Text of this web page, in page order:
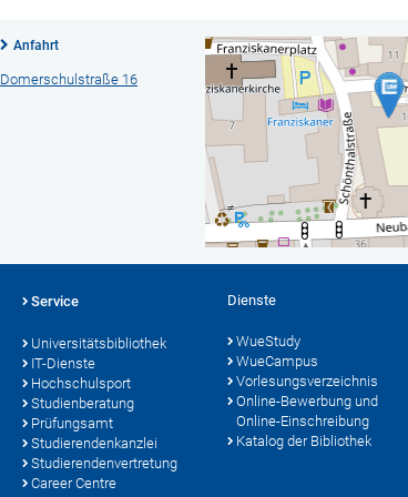
Anfahrt
Domerschulstraße 16
Service
Universitätsbibliothek
IT-Dienste
Hochschulsport
Studienberatung
Prüfungsamt
Studierendenkanzlei
Studierendenvertretung
Career Centre
Dienste
WueStudy
WueCampus
Vorlesungsverzeichnis
Online-Bewerbung und
Online-Einschreibung
Katalog der Bibliothek